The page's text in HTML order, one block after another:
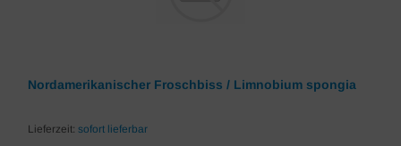
Nordamerikanischer Froschbiss / Limnobium spongia
Lieferzeit: sofort lieferbar